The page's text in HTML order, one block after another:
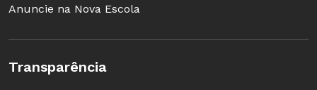
Anuncie na Nova Escola
Transparência